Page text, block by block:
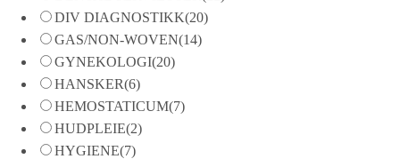
DIV DIAGNOSTIKK(20)
GAS/NON-WOVEN(14)
GYNEKOLOGI(20)
HANSKER(6)
HEMOSTATICUM(7)
HUDPLEIE(2)
HYGIENE(7)